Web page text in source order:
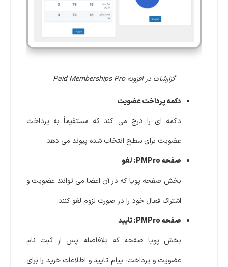
گزارشات در افزونه Paid Memberships Pro
دکمه پرداخت عضویت
دکمه ای را درج می کند که مستقیماً به پرداخت
عضویت برای سطح انتخاب شده پیوند می دهد.
صفحه PMPro: لغو
بخش صفحه پویا که در آن اعضا می توانند عضویت و
اشتراک فعال خود را در صورت لزوم لغو کنند.
صفحه PMPro: تایید
بخش پویا صفحه که بلافاصله پس از ثبت نام
عضویت و پرداخت، پیام تایید و اطلاعات خرید را برای